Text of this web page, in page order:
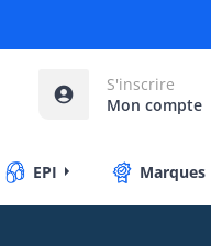

S'inscrire
Mon compte
EPI Marques